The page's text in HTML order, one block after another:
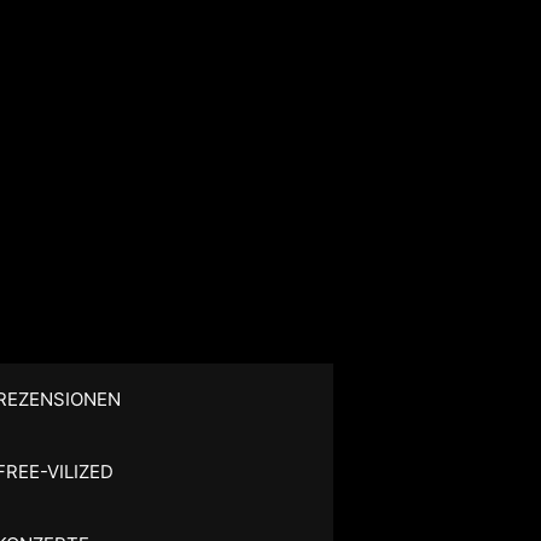
VILIZED